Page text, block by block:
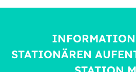
STATIONÄREN